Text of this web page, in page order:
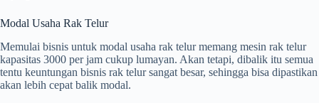
Modal Usaha Rak Telur
Memulai bisnis untuk modal usaha rak telur memang mesin rak telur
kapasitas 3000 per jam cukup lumayan. Akan tetapi, dibalik itu semua
tentu keuntungan bisnis rak telur sangat besar, sehingga bisa dipastikan
akan lebih cepat balik modal.